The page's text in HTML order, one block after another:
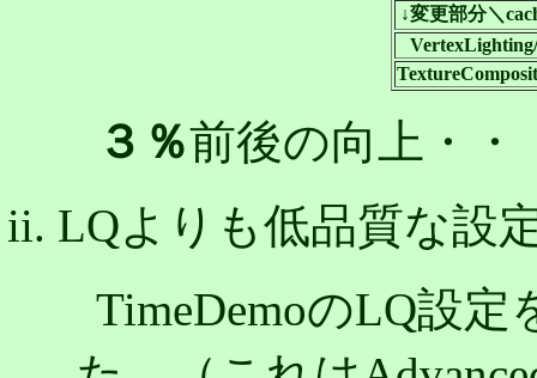
↓変更部分＼
３％前後の向上・・
LQよりも低品質な設
TimeDemoのLQ設